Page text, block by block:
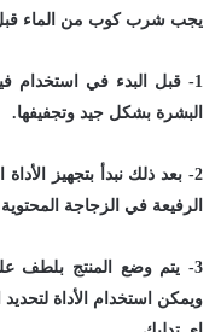
يجب شرب كوب من الماء قبل
البشرة بشكل جيد وتجفيفها.
2- بعد ذلك نبدأ بتجهيز
الرفيعة في الزجاجة
3- يتم وضع المنتج بلطف